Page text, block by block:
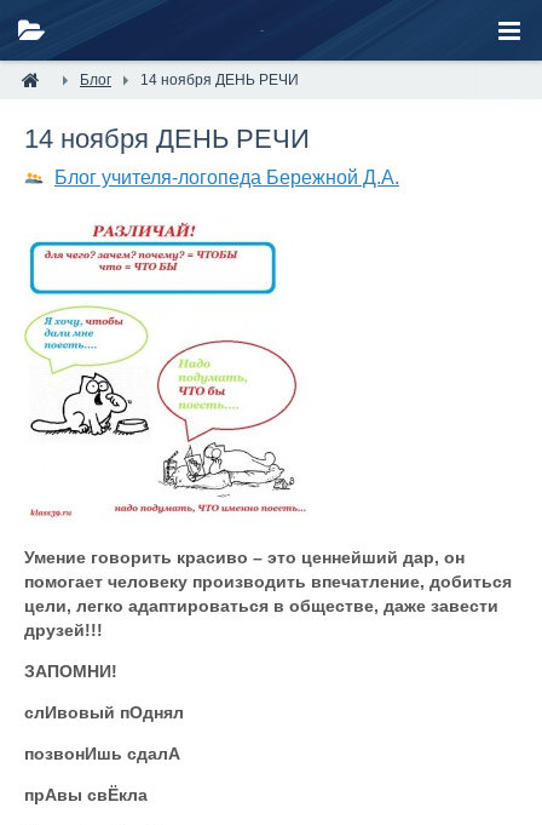
Блог 14 ноября ДЕНЬ РЕЧИ
14 ноября ДЕНЬ РЕЧИ
Блог учителя-логопеда Бережной Д.А.
Умение говорить красиво – это ценнейший дар, он
помогает человеку производить впечатление, добиться
цели, легко адаптироваться в обществе, даже завести
друзей!!!
ЗАПОМНИ!
слИвовый пОднял
позвонИшь сдалА
прАвы свЁкла